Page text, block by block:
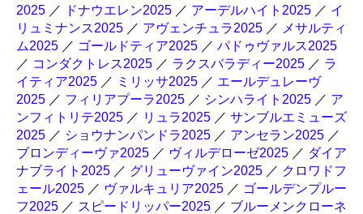
2025 ／ ドナウエレン2025 ／ アーデルハイト2025 ／ イ
リュミナンス2025 ／ アヴェンチュラ2025 ／ メサルティ
ム2025 ／ ゴールドティア2025 ／ パドゥヴァルス2025
／ コンダクトレス2025 ／ ラクスバラディー2025 ／ ラ
イティア2025 ／ ミリッサ2025 ／ エールデュレーヴ
2025 ／ フィリアプーラ2025 ／ シンハライト2025 ／ ア
ンフィトリテ2025 ／ リュラ2025 ／ サンブルエミューズ
2025 ／ ショウナンパンドラ2025 ／ アンセラン2025 ／
ブロンディーヴァ2025 ／ ヴィルデローゼ2025 ／ ダイア
ナブライト2025 ／ グリューヴァイン2025 ／ クロワドフ
ェール2025 ／ ヴァルキュリア2025 ／ ゴールデンプルー
フ2025 ／ スピードリッパー2025 ／ ブルーメンクローネ